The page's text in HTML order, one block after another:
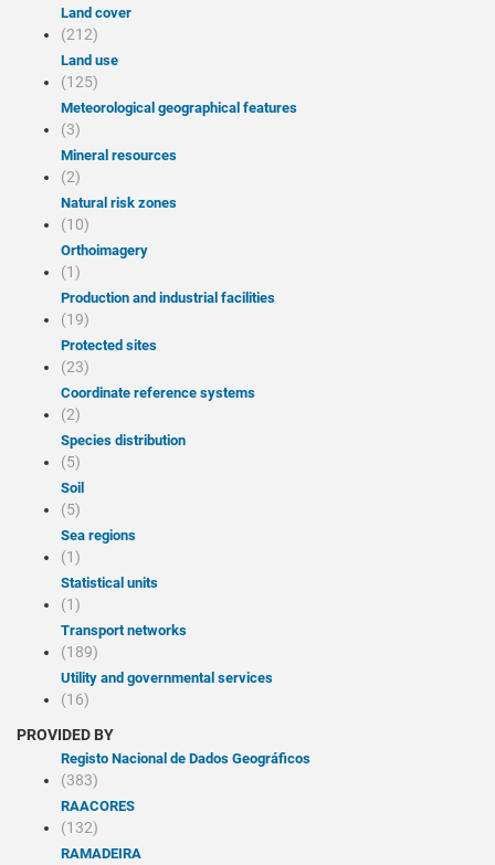
Land cover
(212)
Land use
(125)
Meteorological geographical features
(3)
Mineral resources
(2)
Natural risk zones
(10)
Orthoimagery
(1)
Production and industrial facilities
(19)
Protected sites
(23)
Coordinate reference systems
(2)
Species distribution
(5)
Soil
(5)
Sea regions
(1)
Statistical units
(1)
Transport networks
(189)
Utility and governmental services
(16)
PROVIDED BY
Registo Nacional de Dados Geográficos
(383)
RAACORES
(132)
RAMADEIRA